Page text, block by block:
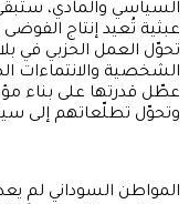
السياسي والمادي،
عبثية تُعيد إنتاج
تحوّل العمل الحزبي في
الشخصية والانتماءات
عطّل قدرتها على بناء
وتحوّل تطلّعاتهم إلى
المواطن السوداني لم